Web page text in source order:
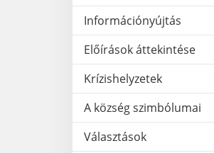
Információnyújtás
Előírások áttekintése
Krízishelyzetek
A község szimbólumai
Választások